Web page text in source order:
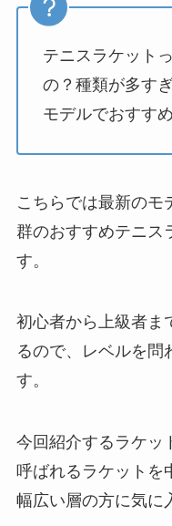
テニスラケット
の？種類が多す
モデルでおすす
こちらでは最新のモ
群のおすすめテニス
す。
初心者から上級者ま
るので、レベルを問
す。
今回紹介するラケッ
呼ばれるラケットを
幅広い層の方に気に